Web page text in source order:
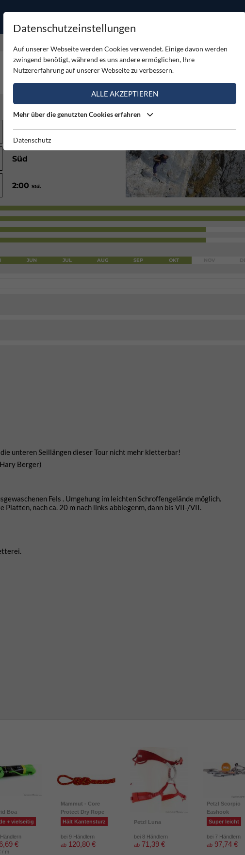
PRODUKTE
Gut
Süd
2:00Std.
JUN JUL AUG SEP OKT
unteren Seillängen dieser Tour nicht mehr kletterbar!
Berger)
Fels . Umgehung im leichten Schroffengelände möglich.
Platten, nach ca. 20 m nach links abbiegenm, dann bis VII-/VII.
Boa
+ vielseitig
€
/ m
Mammut - Core
Protect Dry Rope
Hält Kantensturz
bei 9 Händlern
ab 120,80 €
Petzl Luna
bei 8 Händlern
ab 71,39 €
Petzl Scorpio
Eashook
Super leicht
bei 7 Händlern
ab 97,74 €
Datenschutzeinstellungen
Auf unserer Webseite werden Cookies verwendet. Einige davon werden
zwingend benötigt, während es uns andere ermöglichen, Ihre
Nutzererfahrung auf unserer Webseite zu verbessern.
ALLE AKZEPTIEREN
Mehr über die genutzten Cookies erfahren
Datenschutz